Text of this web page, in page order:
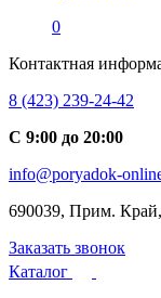
0
Контактная
8 (423) 239-24-42
С 9:00 до 20:00
info@poryadok-
690039, Прим. Край,
Заказать звонок
Каталог